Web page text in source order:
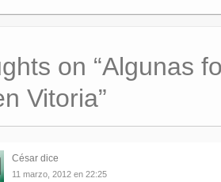
on “Algunas
Vitoria”
César dice
11 marzo, 2012 en 22:25